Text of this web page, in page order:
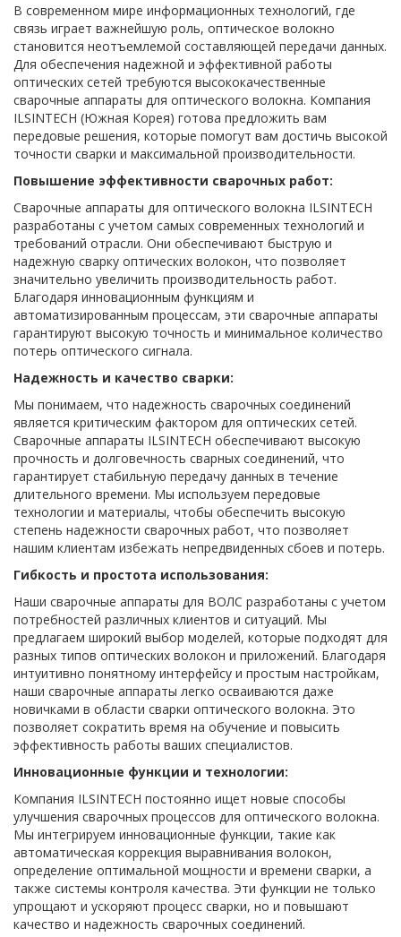
В современном мире информационных технологий, где
связь играет важнейшую роль, оптическое волокно
становится неотъемлемой составляющей передачи данных.
Для обеспечения надежной и эффективной работы
оптических сетей требуются высококачественные
сварочные аппараты для оптического волокна. Компания
ILSINTECH (Южная Корея) готова предложить вам
передовые решения, которые помогут вам достичь высокой
точности сварки и максимальной производительности.
Повышение эффективности сварочных работ:
Сварочные аппараты для оптического волокна ILSINTECH
разработаны с учетом самых современных технологий и
требований отрасли. Они обеспечивают быструю и
надежную сварку оптических волокон, что позволяет
значительно увеличить производительность работ.
Благодаря инновационным функциям и
автоматизированным процессам, эти сварочные аппараты
гарантируют высокую точность и минимальное количество
потерь оптического сигнала.
Надежность и качество сварки:
Мы понимаем, что надежность сварочных соединений
является критическим фактором для оптических сетей.
Сварочные аппараты ILSINTECH обеспечивают высокую
прочность и долговечность сварных соединений, что
гарантирует стабильную передачу данных в течение
длительного времени. Мы используем передовые
технологии и материалы, чтобы обеспечить высокую
степень надежности сварочных работ, что позволяет
нашим клиентам избежать непредвиденных сбоев и потерь.
Гибкость и простота использования:
Наши сварочные аппараты для ВОЛС разработаны с учетом
потребностей различных клиентов и ситуаций. Мы
предлагаем широкий выбор моделей, которые подходят для
разных типов оптических волокон и приложений. Благодаря
интуитивно понятному интерфейсу и простым настройкам,
наши сварочные аппараты легко осваиваются даже
новичками в области сварки оптического волокна. Это
позволяет сократить время на обучение и повысить
эффективность работы ваших специалистов.
Инновационные функции и технологии:
Компания ILSINTECH постоянно ищет новые способы
улучшения сварочных процессов для оптического волокна.
Мы интегрируем инновационные функции, такие как
автоматическая коррекция выравнивания волокон,
определение оптимальной мощности и времени сварки, а
также системы контроля качества. Эти функции не только
упрощают и ускоряют процесс сварки, но и повышают
качество и надежность сварочных соединений.